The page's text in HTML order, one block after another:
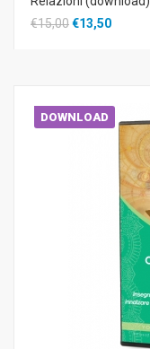
€15,00€13,50
DOWNLOAD